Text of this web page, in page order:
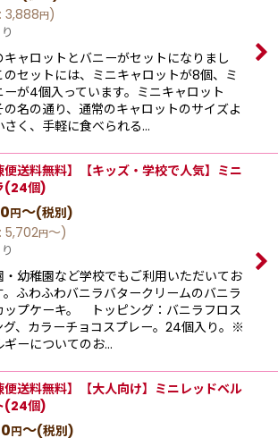
: 3,888円)
キャロットとバニーがセットになりまし
のセットには、ミニキャロットが8個、ミ
ーが4個入っています。ミニキャロット
の名の通り、通常のキャロットのサイズよ
さく、手軽に食べられる…
便送料無料】【キッズ・学校で人気】ミニ
(24個)
円～(税別)
: 5,702円～)
・幼稚園など学校でもご利用いただいてお
。ふわふわバニラバタークリームのバニラ
ップケーキ。 トッピング：バニラフロス
グ、カラーチョコスプレー。24個入り。※
ギーについてのお…
便送料無料】【大人向け】ミニレッドベル
(24個)
円～(税別)